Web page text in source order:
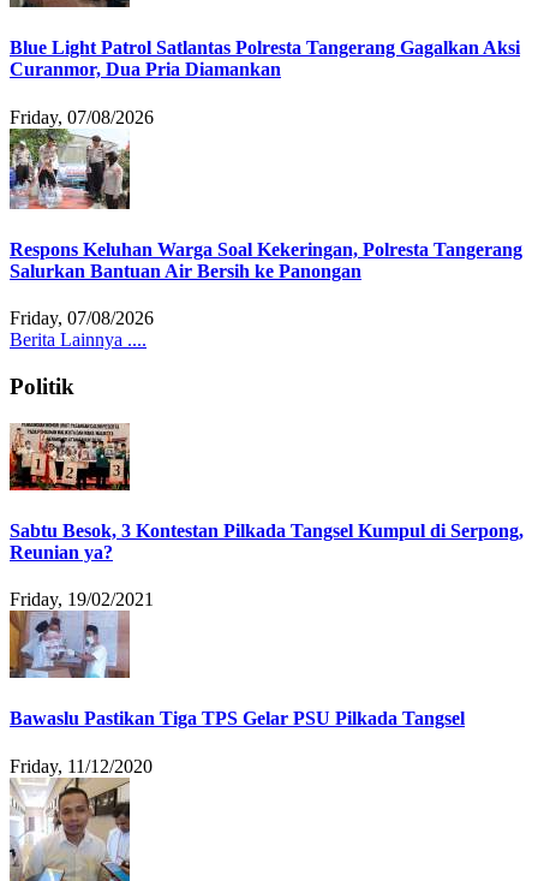
Blue Light Patrol Satlantas Polresta Tangerang Gagalkan Aksi
Curanmor, Dua Pria Diamankan
Friday, 07/08/2026
Respons Keluhan Warga Soal Kekeringan, Polresta Tangerang
Salurkan Bantuan Air Bersih ke Panongan
Friday, 07/08/2026
Berita Lainnya ....
Politik
Sabtu Besok, 3 Kontestan Pilkada Tangsel Kumpul di Serpong,
Reunian ya?
Friday, 19/02/2021
Bawaslu Pastikan Tiga TPS Gelar PSU Pilkada Tangsel
Friday, 11/12/2020